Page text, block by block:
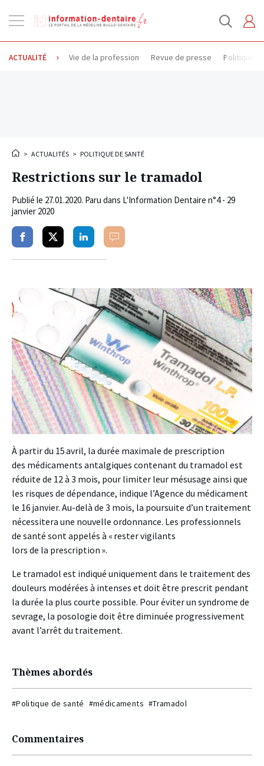
la
navigation
ACTUALITÉ Vie de la profession Revue de presse Politique
> ACTUALITÉS > POLITIQUE DE SANTÉ
Restrictions sur le tramadol
Publié le 27.01.2020. Paru dans L'Information Dentaire n°4 - 29
janvier 2020
PartagerPartagerPartagerCommenter
À partir du 15 avril, la durée maximale de prescription
des médicaments antalgiques contenant du tramadol est
réduite de 12 à 3 mois, pour limiter leur mésusage ainsi que
les risques de dépendance, indique l’Agence du médicament
le 16 janvier. Au-delà de 3 mois, la poursuite d’un traitement
nécessitera une nouvelle ordonnance. Les professionnels
de santé sont appelés à « rester vigilants
lors de la prescription ».
Le tramadol est indiqué uniquement dans le traitement des
douleurs modérées à intenses et doit être prescrit pendant
la durée la plus courte possible. Pour éviter un syndrome de
sevrage, la posologie doit être diminuée progressivement
avant l’arrêt du traitement.
Thèmes abordés
#Politique de santé #médicaments #Tramadol
Commentaires